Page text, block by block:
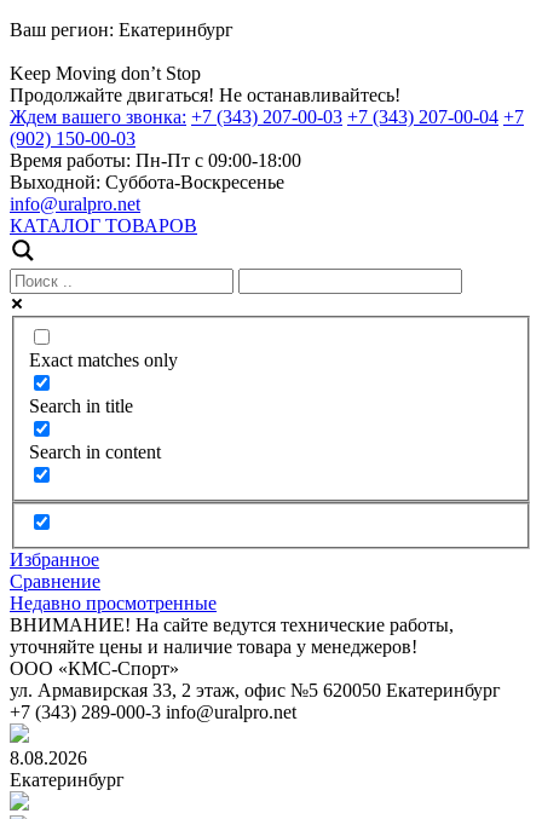
Ваш регион: Екатеринбург
Keep Moving don’t Stop
Продолжайте двигаться! Не останавливайтесь!
Ждем вашего звонка: +7 (343) 207-00-03 +7 (343) 207-00-04 +7
(902) 150-00-03
Время работы: Пн-Пт с 09:00-18:00
Выходной: Суббота-Воскресенье
info@uralpro.net
КАТАЛОГ ТОВАРОВ
Exact matches only
Search in title
Search in content
Избранное
Сравнение
Недавно просмотренные
ВНИМАНИЕ! На сайте ведутся технические работы,
уточняйте цены и наличие товара у менеджеров!
ООО «КМС-Спорт»
ул. Армавирская 33, 2 этаж, офис №5 620050 Екатеринбург
+7 (343) 289-000-3 info@uralpro.net
8.08.2026
Екатеринбург